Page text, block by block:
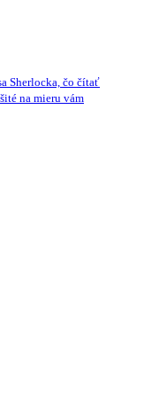
Sherlocka, čo čítať
na mieru vám